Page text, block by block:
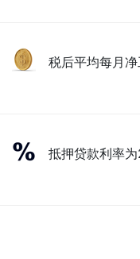
税后平均每月
抵押贷款利率